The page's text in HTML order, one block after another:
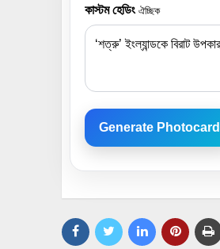
কাস্টম হেডিং ঐচ্ছিক
Generate Photocard